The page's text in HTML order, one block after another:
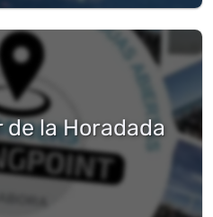
de la Horadada